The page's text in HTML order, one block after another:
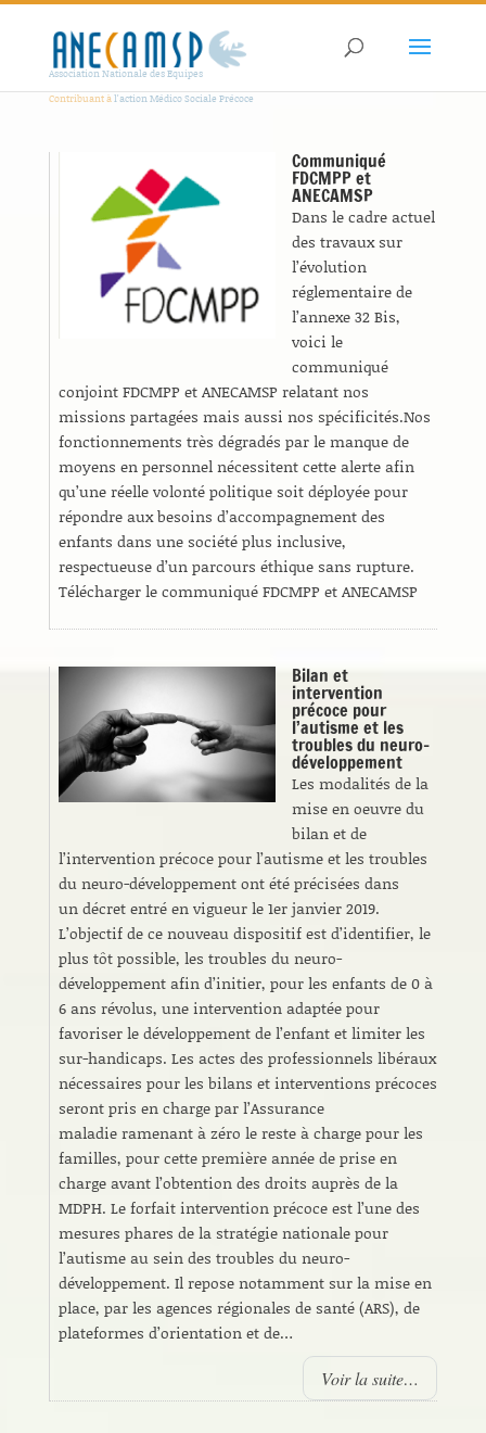
Association Nationale des Equipes
Contribuant àl'action Médico Sociale Précoce
Communiqué
FDCMPP et
ANECAMSP
Dans le cadre actuel
des travaux sur
l’évolution
réglementaire de
l’annexe 32 Bis,
voici le
communiqué
conjoint FDCMPP et ANECAMSP relatant nos
missions partagées mais aussi nos spécificités.Nos
fonctionnements très dégradés par le manque de
moyens en personnel nécessitent cette alerte afin
qu’une réelle volonté politique soit déployée pour
répondre aux besoins d’accompagnement des
enfants dans une société plus inclusive,
respectueuse d’un parcours éthique sans rupture.
Télécharger le communiqué FDCMPP et ANECAMSP
Bilan et
intervention
précoce pour
l’autisme et les
troubles du neuro-
développement
Les modalités de la
mise en oeuvre du
bilan et de
l’intervention précoce pour l’autisme et les troubles
du neuro-développement ont été précisées dans
un décret entré en vigueur le 1er janvier 2019.
L’objectif de ce nouveau dispositif est d’identifier, le
plus tôt possible, les troubles du neuro-
développement afin d’initier, pour les enfants de 0 à
6 ans révolus, une intervention adaptée pour
favoriser le développement de l’enfant et limiter les
sur-handicaps. Les actes des professionnels libéraux
nécessaires pour les bilans et interventions précoces
seront pris en charge par l’Assurance
maladie ramenant à zéro le reste à charge pour les
familles, pour cette première année de prise en
charge avant l’obtention des droits auprès de la
MDPH. Le forfait intervention précoce est l’une des
mesures phares de la stratégie nationale pour
l’autisme au sein des troubles du neuro-
développement. Il repose notamment sur la mise en
place, par les agences régionales de santé (ARS), de
plateformes d’orientation et de…
Voir la suite…